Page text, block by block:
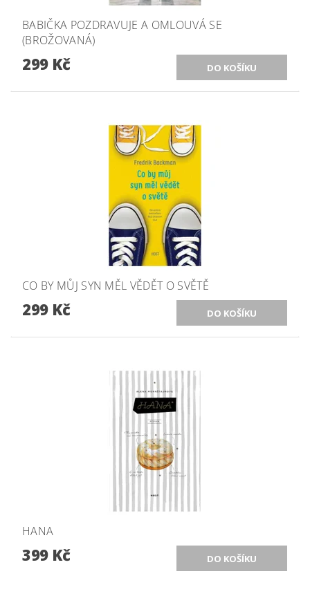
BABIČKA POZDRAVUJE A OMLOUVÁ SE
(BROŽOVANÁ)
299 Kč
CO BY MŮJ SYN MĚL VĚDĚT O SVĚTĚ
299 Kč
HANA
399 Kč